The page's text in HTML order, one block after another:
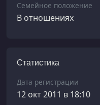
Семейное положение
В отношениях
Статистика
Дата регистрации
12 окт 2011 в 18:10